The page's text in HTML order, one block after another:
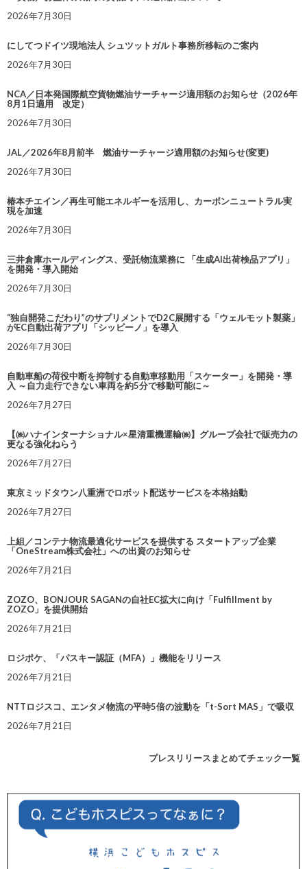
2026年7月30日
にしてつドイツ現地法人 シュツットガルト事務所移転のご案内
2026年7月30日
NCA／日本発国際航空貨物燃油サーチャージ適用額のお知らせ（2026年
8月1日適用 改定）
2026年7月30日
JAL／2026年8月前半 燃油サーチャージ適用額のお知らせ(変更)
2026年7月30日
椿本チエイン／再生可能エネルギーを活用し、カーボンニュートラル実
現を加速
2026年7月30日
三井倉庫ホールディングス、受託物流業務に 「生成AI出荷検品アプリ」
を開発・導入開始
2026年7月30日
“独自開発こだわり”のサプリメントでD2C展開する「ウェルモット製薬」
がEC自動出荷アプリ「シッピーノ」を導入
2026年7月30日
自動車船の荷役中断を抑制する自動車移動用「スケーター」を開発・導
入 ～自力走行できない車両を約5分で移動可能に～
2026年7月27日
【㈱ハナインターナショナル×星清重機運輸㈱】グループ会社で販売力の
更なる強化ねらう
2026年7月27日
東京ミッドタウン八重洲でロボット配送サービスを本格始動
2026年7月27日
上組／コンテナ物流最適化サービスを提供する スタートアップ企業
「OneStream株式会社」への出資のお知らせ
2026年7月21日
ZOZO、BONJOUR SAGANの自社EC拡大に向け「Fulfillment by
ZOZO」を提供開始
2026年7月21日
ロジポケ、「パスキー認証（MFA）」機能をリリース
2026年7月21日
NTTロジスコ、エンタメ物流の平時5倍の波動を「t-Sort MAS」で吸収
2026年7月21日
プレスリリースまとめてチェック一覧